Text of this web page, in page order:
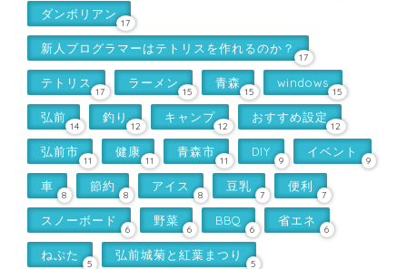
ダンボリアン
17
新人プログラマーはテトリスを作れるのか？
17
テトリス
17
ラーメン
15
青森
15
windows
15
弘前
14
釣り
12
キャンプ
12
おすすめ設定
12
弘前市
11
健康
11
青森市
11
DIY
9
イベント
9
車
8
節約
8
アイス
8
豆乳
7
便利
7
スノーボード
6
野菜
6
BBQ
6
省エネ
6
ねぷた
5
弘前城菊と紅葉まつり
5